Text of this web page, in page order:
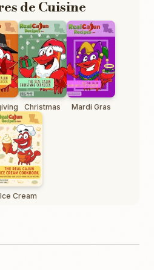
de Cuisine
Christmas Mardi Gras
Ice Cream